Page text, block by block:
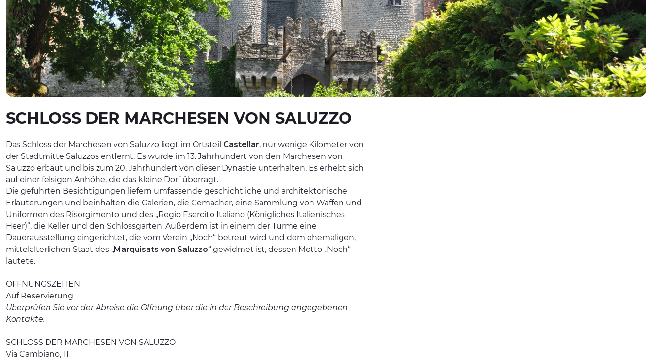
SCHLOSS DER MARCHESEN VON SALUZZO
Das Schloss der Marchesen von Saluzzo liegt im Ortsteil Castellar, nur wenige Kilometer von
der Stadtmitte Saluzzos entfernt. Es wurde im 13. Jahrhundert von den Marchesen von
Saluzzo erbaut und bis zum 20. Jahrhundert von dieser Dynastie unterhalten. Es erhebt sich
auf einer felsigen Anhöhe, die das kleine Dorf überragt.
Die geführten Besichtigungen liefern umfassende geschichtliche und architektonische
Erläuterungen und beinhalten die Galerien, die Gemächer, eine Sammlung von Waffen und
Uniformen des Risorgimento und des „Regio Esercito Italiano (Königliches Italienisches
Heer)“, die Keller und den Schlossgarten. Außerdem ist in einem der Türme eine
Dauerausstellung eingerichtet, die vom Verein „Noch“ betreut wird und dem ehemaligen,
mittelalterlichen Staat des „Marquisats von Saluzzo“ gewidmet ist, dessen Motto „Noch“
lautete.
ÖFFNUNGSZEITEN
Auf Reservierung
Überprüfen Sie vor der Abreise die Öffnung über die in der Beschreibung angegebenen
Kontakte.
SCHLOSS DER MARCHESEN VON SALUZZO
Via Cambiano, 11